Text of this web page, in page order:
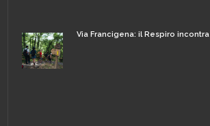
Via Francigena: il Respiro incontra